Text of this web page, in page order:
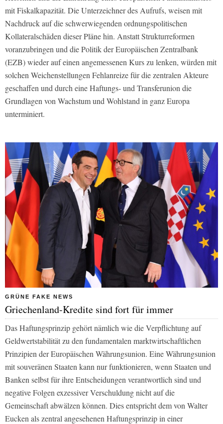
mit Fiskalkapazität. Die Unterzeichner des Aufrufs, weisen mit
Nachdruck auf die schwerwiegenden ordnungspolitischen
Kollateralschäden dieser Pläne hin. Anstatt Strukturreformen
voranzubringen und die Politik der Europäischen Zentralbank
(EZB) wieder auf einen angemessenen Kurs zu lenken, würden mit
solchen Weichenstellungen Fehlanreize für die zentralen Akteure
geschaffen und durch eine Haftungs- und Transferunion die
Grundlagen von Wachstum und Wohlstand in ganz Europa
unterminiert.
GRÜNE FAKE NEWS
Griechenland-Kredite sind fort für immer
Das Haftungsprinzip gehört nämlich wie die Verpflichtung auf
Geldwertstabilität zu den fundamentalen marktwirtschaftlichen
Prinzipien der Europäischen Währungsunion. Eine Währungsunion
mit souveränen Staaten kann nur funktionieren, wenn Staaten und
Banken selbst für ihre Entscheidungen verantwortlich sind und
negative Folgen exzessiver Verschuldung nicht auf die
Gemeinschaft abwälzen können. Dies entspricht dem von Walter
Eucken als zentral angesehenen Haftungsprinzip in einer